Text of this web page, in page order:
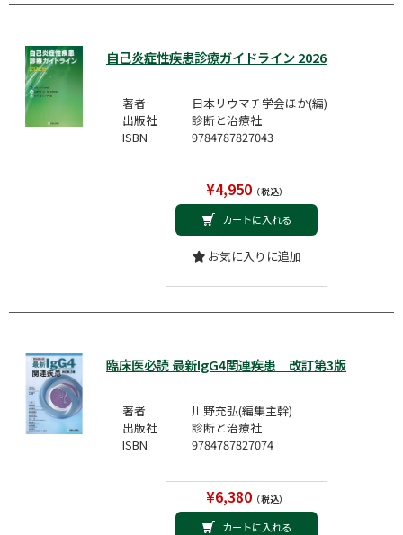
自己炎症性疾患診療ガイドライン 2026
著者
日本リウマチ学会ほか(編)
出版社
診断と治療社
ISBN
9784787827043
¥4,950（税込）
カートに入れる
お気に入りに追加
臨床医必読 最新IgG4関連疾患 改訂第3版
著者
川野充弘(編集主幹)
出版社
診断と治療社
ISBN
9784787827074
¥6,380（税込）
カートに入れる